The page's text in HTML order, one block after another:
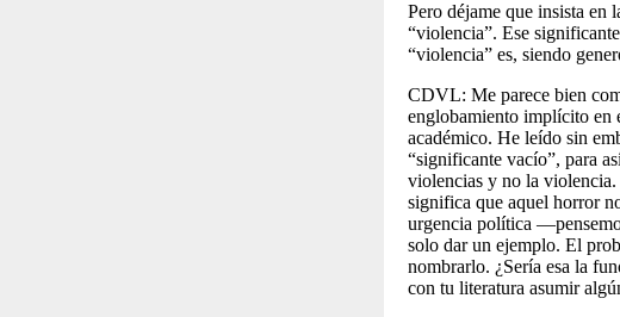
Pero déjame que insista en
“violencia”. Ese
“violencia” es, siendo
CDVL: Me parece bien
englobamiento implícito en
académico. He leído sin
“significante vacío”, para
violencias y no la
significa que aquel horror
urgencia política
solo dar un ejemplo. El
nombrarlo. ¿Sería esa la
con tu literatura asumir